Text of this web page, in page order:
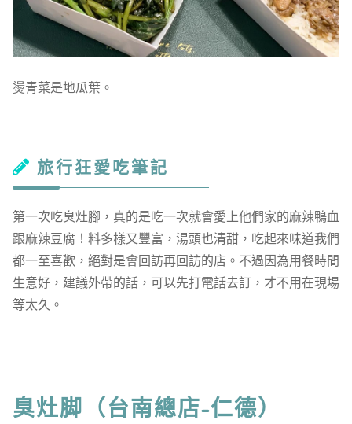
燙青菜是地瓜葉。
旅行狂愛吃筆記
第一次吃臭灶腳，真的是吃一次就會愛上他們家的麻辣鴨血
跟麻辣豆腐！料多樣又豐富，湯頭也清甜，吃起來味道我們
都一至喜歡，絕對是會回訪再回訪的店。不過因為用餐時間
生意好，建議外帶的話，可以先打電話去訂，才不用在現場
等太久。
臭灶脚（台南總店-仁德）